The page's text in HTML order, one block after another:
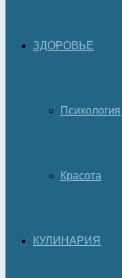
ЗДОРОВЬЕ
Психология
Красота
КУЛИНАРИЯ